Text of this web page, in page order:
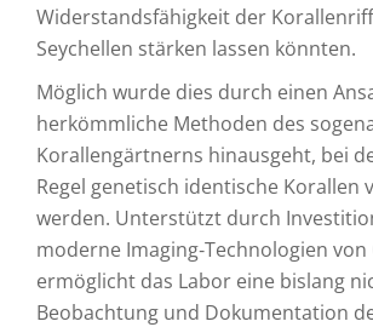
Widerstandsfähigkeit der
Seychellen stärken lassen könnten.
Möglich wurde dies durch einen
herkömmliche Methoden des
Korallengärtnerns hinausgeht, bei
Regel genetisch identische Korallen
werden. Unterstützt durch
moderne Imaging‑Technologien von
ermöglicht das Labor eine bislang
Beobachtung und Dokumentation